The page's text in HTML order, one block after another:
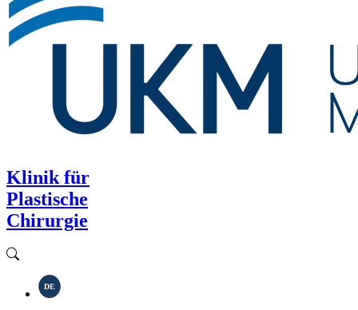
Klinik für
Plastische
Chirurgie
DE